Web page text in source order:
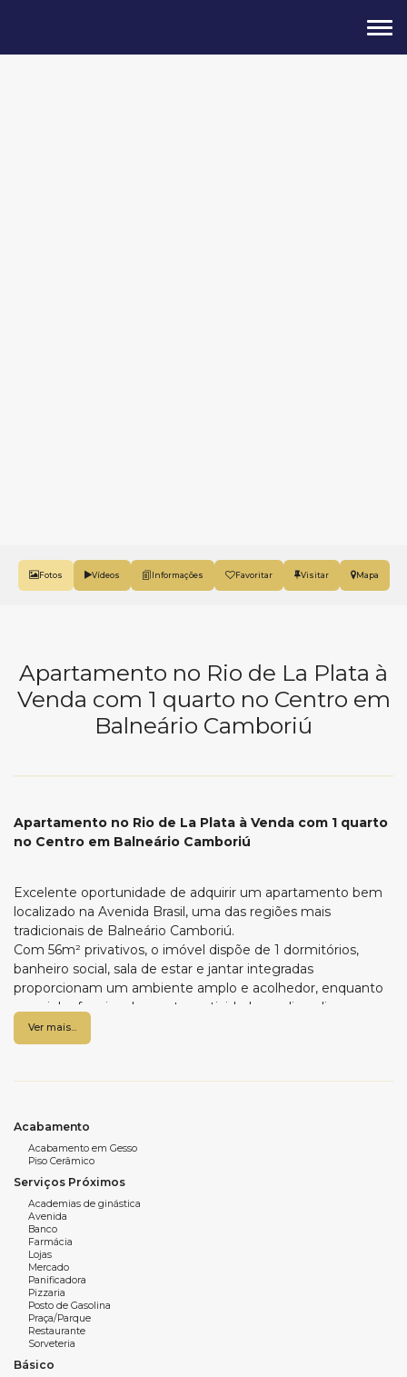
Fotos Vídeos Favoritar Mapa
Apartamento no Rio de La Plata à
Venda com 1 quarto no Centro em
Balneário Camboriú
Apartamento no Rio de La Plata à Venda com 1 quarto
no Centro em Balneário Camboriú
Excelente oportunidade de adquirir um apartamento bem
localizado na Avenida Brasil, uma das regiões mais
tradicionais de Balneário Camboriú.
Com 56m² privativos, o imóvel dispõe de 1 dormitórios,
banheiro social, sala de estar e jantar integradas
proporcionam um ambiente amplo e acolhedor, enquanto
a cozinha funcional garante praticidade no dia a dia.
O apartamento ainda conta com 1 vaga de garagem
conforto e excelente localização, sendo ideal para morar ou
investir.
Características do imóvel:
56m² privativos
1 dormitório
1 banheiro
Sala de estar e jantar integradas
Cozinha funcional
Sacada
Ver mais...
Acabamento
Acabamento em Gesso
Piso Cerâmico
Serviços Próximos
Academias de ginástica
Avenida
Banco
Farmácia
Lojas
Mercado
Panificadora
Pizzaria
Posto de Gasolina
Praça/Parque
Restaurante
Sorveteria
Básico